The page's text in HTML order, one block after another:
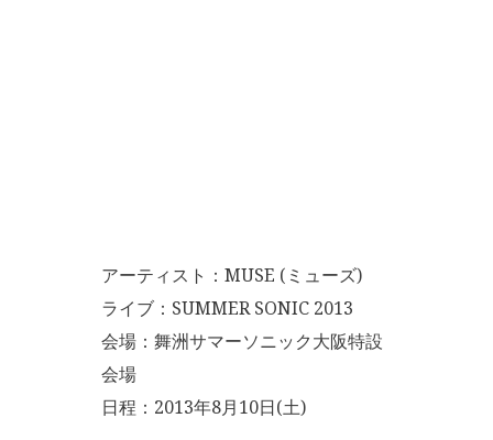
アーティスト：MUSE (ミューズ)
ライブ：SUMMER SONIC 2013
会場：舞洲サマーソニック大阪特設
会場
日程：2013年8月10日(土)